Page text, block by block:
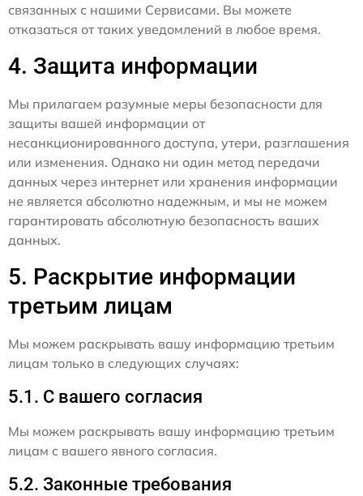
связанных с нашими Сервисами. Вы можете
отказаться от таких уведомлений в любое время.
4. Защита информации
Мы прилагаем разумные меры безопасности для
защиты вашей информации от
несанкционированного доступа, утери, разглашения
или изменения. Однако ни один метод передачи
данных через интернет или хранения информации
не является абсолютно надежным, и мы не можем
гарантировать абсолютную безопасность ваших
данных.
5. Раскрытие информации
третьим лицам
Мы можем раскрывать вашу информацию третьим
лицам только в следующих случаях:
5.1. С вашего согласия
Мы можем раскрывать вашу информацию третьим
лицам с вашего явного согласия.
5.2. Законные требования